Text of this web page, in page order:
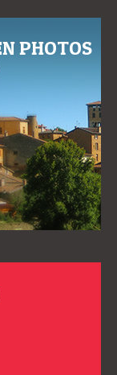
PHOTOS